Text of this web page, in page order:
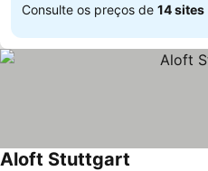
Consulte os preços de 14 sites
Aloft Stuttgart